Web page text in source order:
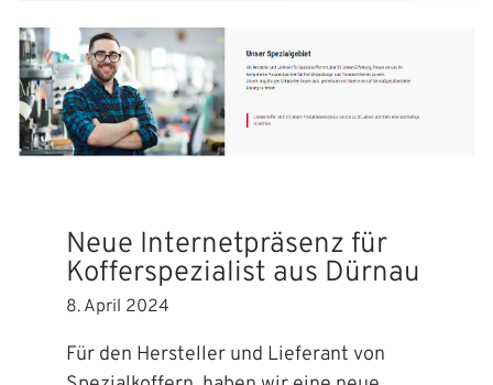
Neue Internetpräsenz für
Kofferspezialist aus Dürnau
8. April 2024
Für den Hersteller und Lieferant von